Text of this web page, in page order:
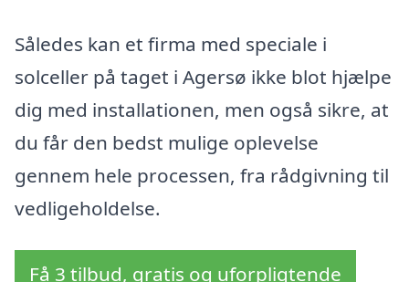
Således kan et firma med speciale i
solceller på taget i Agersø ikke blot hjælpe
dig med installationen, men også sikre, at
du får den bedst mulige oplevelse
gennem hele processen, fra rådgivning til
vedligeholdelse.
Få 3 tilbud, gratis og uforpligtende